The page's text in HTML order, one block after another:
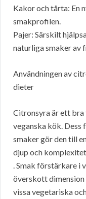
Kakor och tårta: En
smakprofilen.
Pajer: Särskilt
naturliga smaker av
Användningen av
dieter
Citronsyra är ett
veganska kök.
smaker gör den till
djup och
. Smak förstärkare i
överskott dimension
vissa vegetariska